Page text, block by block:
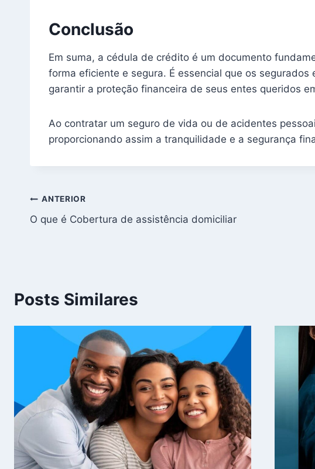
Conclusão
Em suma, a cédula de crédito é um documento
forma eficiente e segura. É essencial que os
garantir a proteção financeira de seus entes queridos
Ao contratar um seguro de vida ou de acidentes
proporcionando assim a tranquilidade e a segurança
Navegação
de
ANTERIOR
O que é Cobertura de assistência domiciliar
Posts Similares